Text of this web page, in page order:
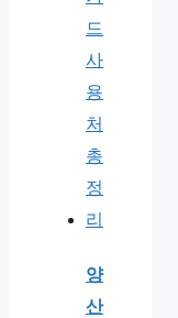
양
산